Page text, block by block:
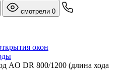
смотрели 0
окон
AO DR 800/1200 (длина хода